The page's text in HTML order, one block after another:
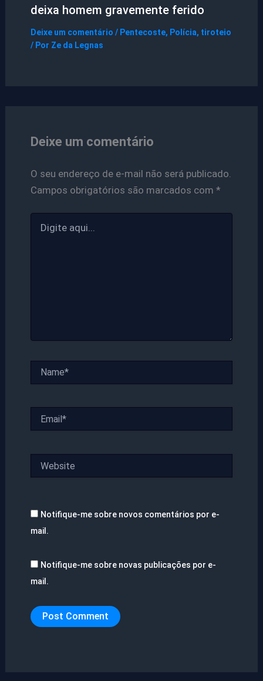
deixa homem gravemente ferido
Deixe um comentário / Pentecoste, Polícia, tiroteio
/ Por Ze da Legnas
Deixe um comentário
O seu endereço de e-mail não será publicado.
Campos obrigatórios são marcados com *
aqui...
Notifique-me sobre novos comentários por e-
mail.
Notifique-me sobre novas publicações por e-
mail.